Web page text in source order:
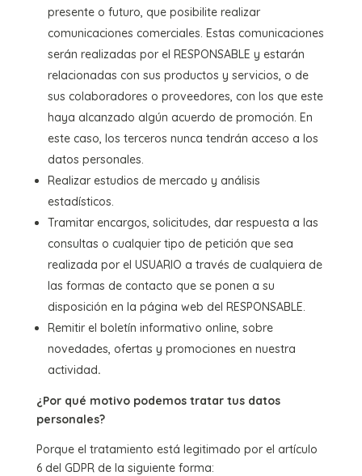
presente o futuro, que posibilite realizar
comunicaciones comerciales. Estas comunicaciones
serán realizadas por el RESPONSABLE y estarán
relacionadas con sus productos y servicios, o de
sus colaboradores o proveedores, con los que este
haya alcanzado algún acuerdo de promoción. En
este caso, los terceros nunca tendrán acceso a los
datos personales.
Realizar estudios de mercado y análisis
estadísticos.
Tramitar encargos, solicitudes, dar respuesta a las
consultas o cualquier tipo de petición que sea
realizada por el USUARIO a través de cualquiera de
las formas de contacto que se ponen a su
disposición en la página web del RESPONSABLE.
Remitir el boletín informativo online, sobre
novedades, ofertas y promociones en nuestra
actividad.
¿Por qué motivo podemos tratar tus datos
personales?
Porque el tratamiento está legitimado por el artículo
6 del GDPR de la siguiente forma: